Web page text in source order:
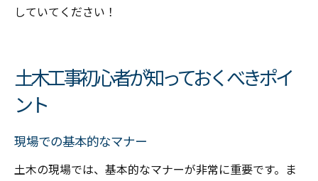
していてください！
土木工事初心者が知っておくべきポイ
ント
現場での基本的なマナー
土木の現場では、基本的なマナーが非常に重要です。ま